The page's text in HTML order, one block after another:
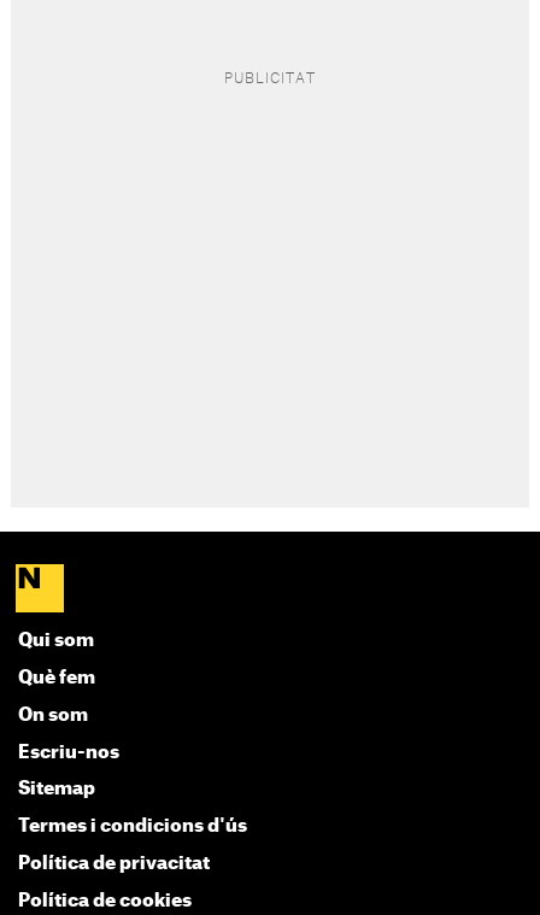
Qui som
Què fem
On som
Escriu-nos
Sitemap
Termes i condicions d'ús
Política de privacitat
Política de cookies